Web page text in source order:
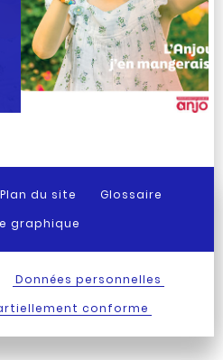
Plan du site
Glossaire
graphique
Données personnelles
conforme